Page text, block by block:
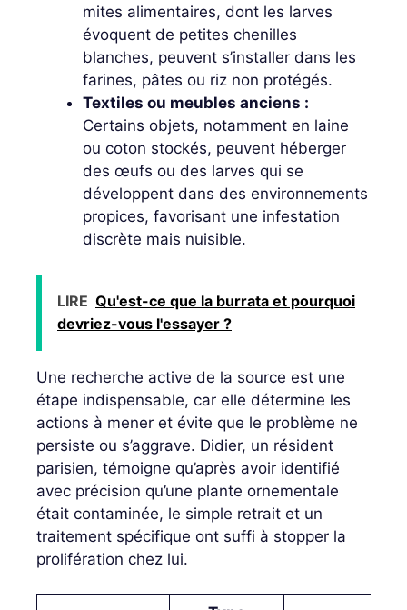
mites alimentaires, dont les larves
évoquent de petites chenilles
blanches, peuvent s’installer dans les
farines, pâtes ou riz non protégés.
Textiles ou meubles anciens :
Certains objets, notamment en laine
ou coton stockés, peuvent héberger
des œufs ou des larves qui se
développent dans des environnements
propices, favorisant une infestation
discrète mais nuisible.
LIRE Qu'est-ce que la burrata et pourquoi
devriez-vous l'essayer ?
Une recherche active de la source est une
étape indispensable, car elle détermine les
actions à mener et évite que le problème ne
persiste ou s’aggrave. Didier, un résident
parisien, témoigne qu’après avoir identifié
avec précision qu’une plante ornementale
était contaminée, le simple retrait et un
traitement spécifique ont suffi à stopper la
prolifération chez lui.